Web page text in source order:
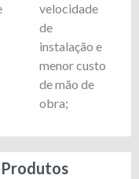
velocidade
de
instalação e
menor custo
de mão de
obra;